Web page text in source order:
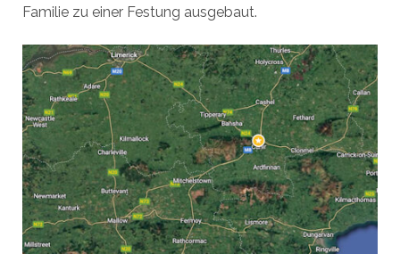
Familie zu einer Festung ausgebaut.